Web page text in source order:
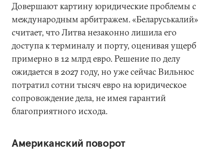
Довершают картину юридические проблемы с
международным арбитражем. «Беларуськалий»
считает, что Литва незаконно лишила его
доступа к терминалу и порту, оценивая ущерб
примерно в 12 млрд евро. Решение по делу
ожидается в 2027 году, но уже сейчас Вильнюс
потратил сотни тысяч евро на юридическое
сопровождение дела, не имея гарантий
благоприятного исхода.
Американский поворот